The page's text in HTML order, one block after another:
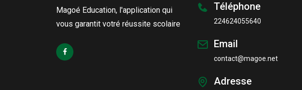
Magoé Education, l'application qui
vous garantit votré réussite scolaire
Téléphone
224624055640
Email
contact@magoe.net
Adresse